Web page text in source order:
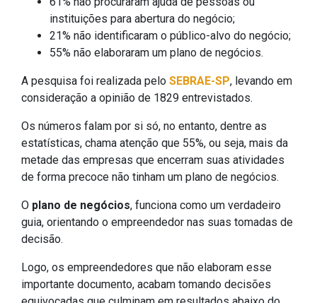
instituições para abertura do negócio;
21% não identificaram o público-alvo do negócio;
55% não elaboraram um plano de negócios.
A pesquisa foi realizada pelo SEBRAE-SP, levando em
consideração a opinião de 1829 entrevistados.
Os números falam por si só, no entanto, dentre as
estatísticas, chama atenção que 55%, ou seja, mais da
metade das empresas que encerram suas atividades
de forma precoce não tinham um plano de negócios.
O plano de negócios, funciona como um verdadeiro
guia, orientando o empreendedor nas suas tomadas de
decisão.
Logo, os empreendedores que não elaboram esse
importante documento, acabam tomando decisões